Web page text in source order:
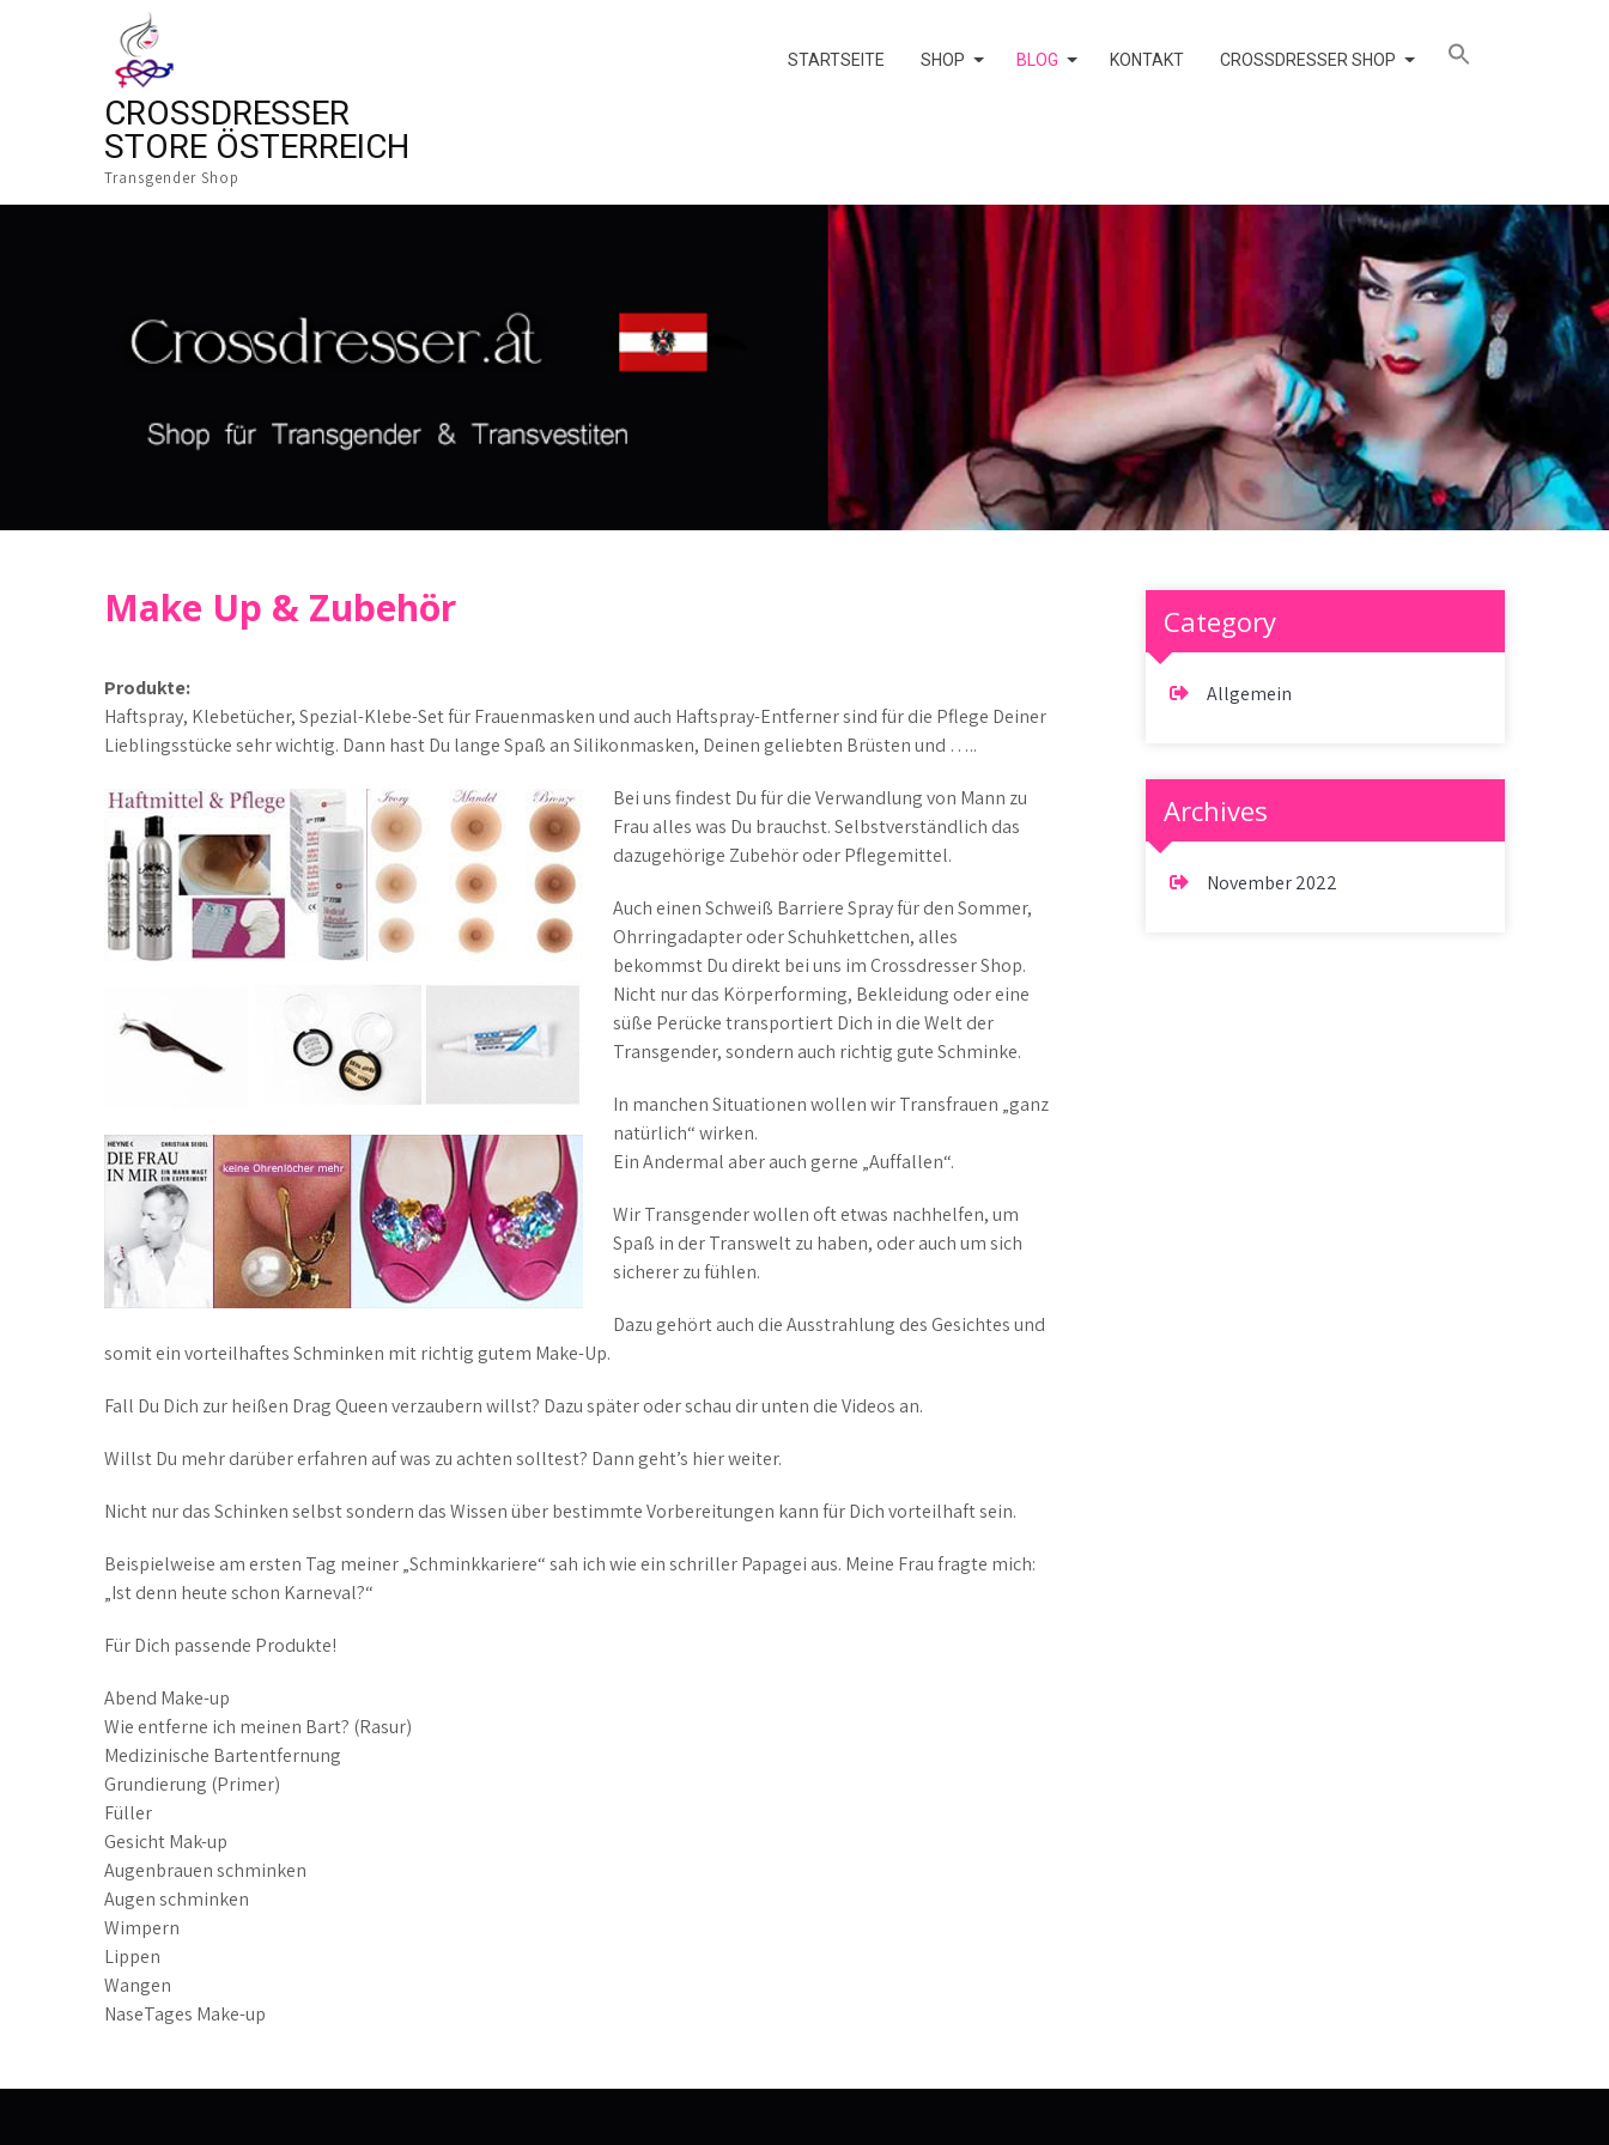
CROSSDRESSER
STORE ÖSTERREICH
Transgender Shop
STARTSEITE SHOP BLOG KONTAKT CROSSDRESSER SHOP
Make Up & Zubehör
Produkte:
Haftspray, Klebetücher, Spezial-Klebe-Set für Frauenmasken und auch Haftspray-Entferner sind für die Pflege Deiner
Lieblingsstücke sehr wichtig. Dann hast Du lange Spaß an Silikonmasken, Deinen geliebten Brüsten und …..
Bei uns findest Du für die Verwandlung von Mann zu
Frau alles was Du brauchst. Selbstverständlich das
dazugehörige Zubehör oder Pflegemittel.
Auch einen Schweiß Barriere Spray für den Sommer,
Ohrringadapter oder Schuhkettchen, alles
bekommst Du direkt bei uns im Crossdresser Shop.
Nicht nur das Körperforming, Bekleidung oder eine
süße Perücke transportiert Dich in die Welt der
Transgender, sondern auch richtig gute Schminke.
In manchen Situationen wollen wir Transfrauen „ganz
natürlich“ wirken.
Ein Andermal aber auch gerne „Auffallen“.
Wir Transgender wollen oft etwas nachhelfen, um
Spaß in der Transwelt zu haben, oder auch um sich
sicherer zu fühlen.
Dazu gehört auch die Ausstrahlung des Gesichtes und
somit ein vorteilhaftes Schminken mit richtig gutem Make-Up.
Fall Du Dich zur heißen Drag Queen verzaubern willst? Dazu später oder schau dir unten die Videos an.
Willst Du mehr darüber erfahren auf was zu achten solltest? Dann geht’s hier weiter.
Nicht nur das Schinken selbst sondern das Wissen über bestimmte Vorbereitungen kann für Dich vorteilhaft sein.
Beispielweise am ersten Tag meiner „Schminkkariere“ sah ich wie ein schriller Papagei aus. Meine Frau fragte mich:
„Ist denn heute schon Karneval?“
Für Dich passende Produkte!
Abend Make-up
Wie entferne ich meinen Bart? (Rasur)
Medizinische Bartentfernung
Grundierung (Primer)
Füller
Gesicht Mak-up
Augenbrauen schminken
Augen schminken
Wimpern
Lippen
Wangen
NaseTages Make-up
Category
Allgemein
Archives
November 2022